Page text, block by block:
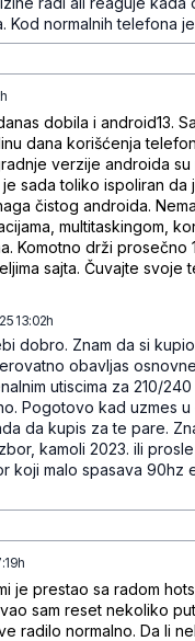
Kod normalnih telefona
dobila i android13.
dana korišćenja
verzije androida
sada toliko ispoliran da
čistog androida.
multitaskingom,
Komotno drži prosečno
sajta. Čuvajte svoje
13:02h
dobro. Znam da si
obavljas
utiscima za 210/
Pogotovo kad uzmes
da kupis za te pare.
kamoli 2023. ili
koji malo spasava 90hz
je prestao sa radom
sam reset nekoliko
radilo normalno. Da li